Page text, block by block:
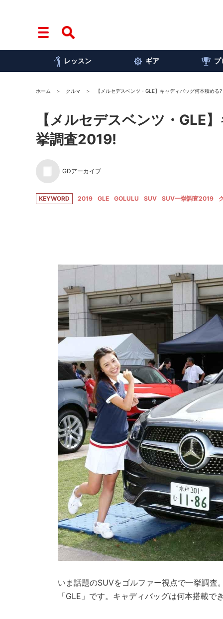
レッスン ギア プ
ホーム クルマ 【メルセデスベンツ・GLE】キャディバッグ何本積める
【メルセデスベンツ・GLE
挙調査2019!
GDアーカイブ
KEYWORD 2019 GLE GOLULU SUV SUV一挙調査2019
いま話題のSUVをゴルファー視点で一挙調
「GLE」です。キャディバッグは何本搭載で